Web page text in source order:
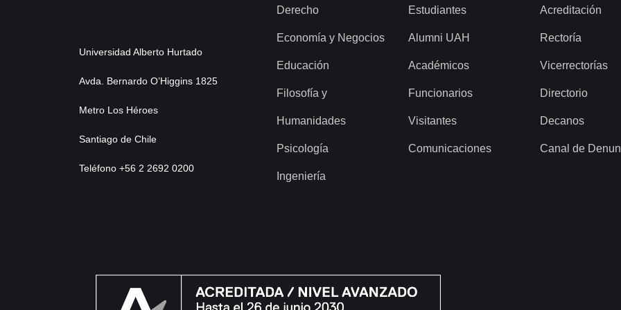
Universidad Alberto Hurtado
Avda. Bernardo O’Higgins 1825
Metro Los Héroes
Santiago de Chile
Teléfono +56 2 2692 0200
Derecho
Economía y Negocios
Educación
Filosofía y
Humanidades
Psicología
Ingeniería
Estudiantes
Alumni UAH
Académicos
Funcionarios
Visitantes
Comunicaciones
Acreditación
Rectoría
Vicerrectorías
Directorio
Decanos
Canal de